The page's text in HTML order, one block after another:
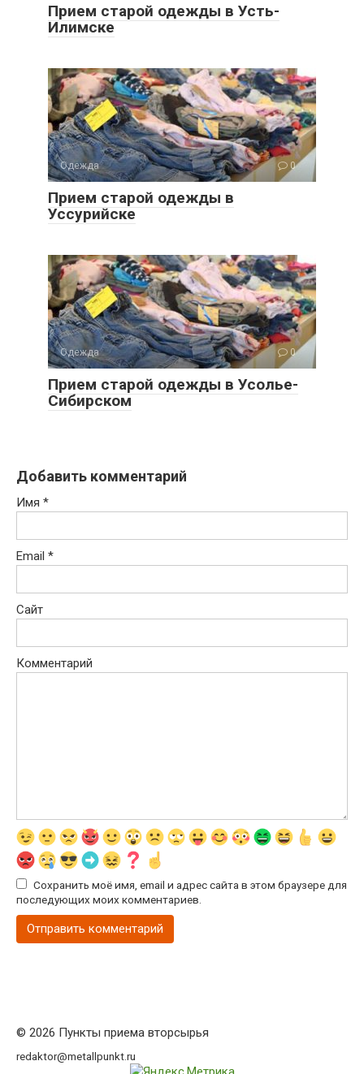
Прием старой одежды в Усть-
Илимске
Одежда 0
Прием старой одежды в
Уссурийске
Одежда 0
Прием старой одежды в Усолье-
Сибирском
Добавить комментарий
Имя *
Email *
Сайт
Комментарий
Сохранить моё имя, email и адрес сайта в этом браузере для
последующих моих комментариев.
© 2026 Пункты приема вторсырья
redaktor@metallpunkt.ru